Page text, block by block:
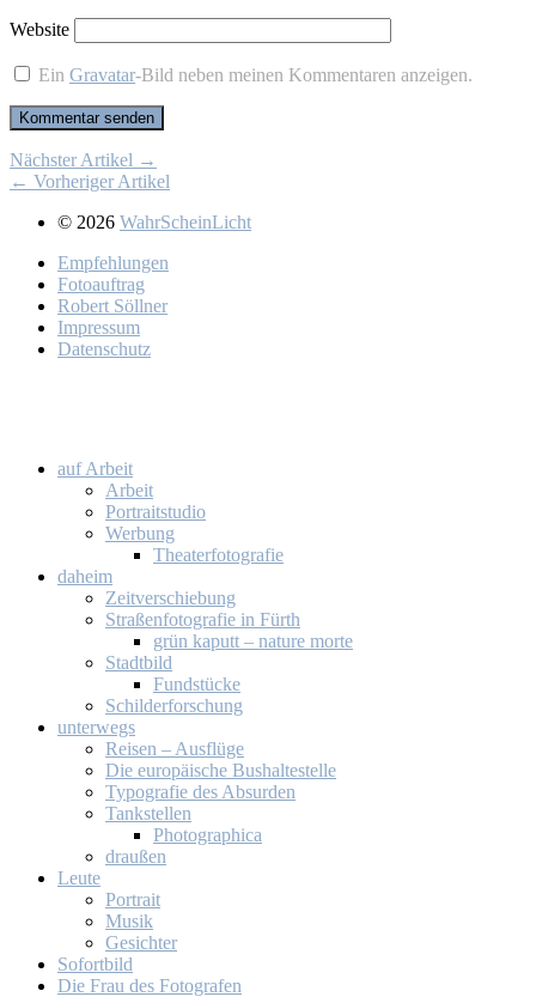
Website
EinGravatar-Bild neben meinen Kommentaren anzeigen.
Nächster Artikel →
← Vorheriger Artikel
© 2026 WahrScheinLicht
Emp­feh­lun­gen
Fo­to­auf­trag
Ro­bert Söll­ner
Im­pres­sum
Da­ten­schutz
auf Ar­beit
Ar­beit
Por­trait­stu­dio
Wer­bung
Thea­ter­fo­to­gra­fie
da­heim
Zeit­ver­schie­bung
Stra­ßen­fo­to­gra­fie in Fürth
grün ka­putt – na­tu­re mor­te
Stadt­bild
Fund­stü­cke
Schil­der­for­schung
un­ter­wegs
Rei­sen – Aus­flü­ge
Die eu­ro­päi­sche Bus­hal­te­stel­le
Ty­po­gra­fie des Ab­sur­den
Tank­stel­len
Pho­to­gra­phi­ca
drau­ßen
Leu­te
Por­trait
Mu­sik
Ge­sich­ter
So­fort­bild
Die Frau des Fo­to­gra­fen